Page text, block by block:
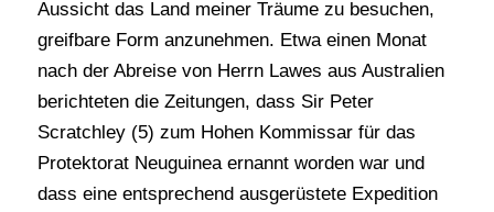
Aussicht das Land meiner Träume zu besuchen,
greifbare Form anzunehmen. Etwa einen Monat
nach der Abreise von Herrn Lawes aus Australien
berichteten die Zeitungen, dass Sir Peter
Scratchley (5) zum Hohen Kommissar für das
Protektorat Neuguinea ernannt worden war und
dass eine entsprechend ausgerüstete Expedition